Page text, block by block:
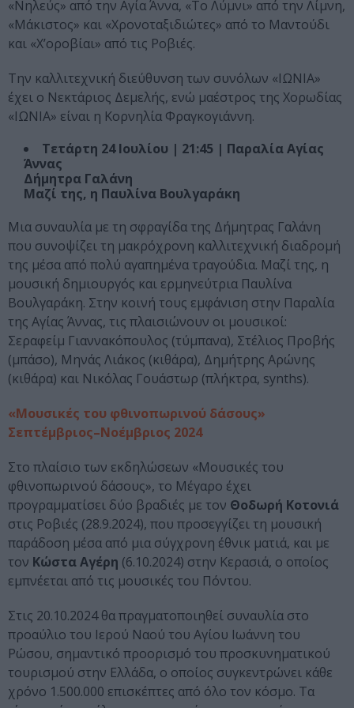
«Νηλεύς» από την Αγία Άννα, «Το Λύμνι» από την Λίμνη,
«Μάκιστος» και «Χρονοταξιδιώτες» από το Μαντούδι
και «Χ’οροβίαι» από τις Ροβιές.
Την καλλιτεχνική διεύθυνση των συνόλων «ΙΩΝΙΑ»
έχει ο Νεκτάριος Δεμελής, ενώ μαέστρος της Χορωδίας
«ΙΩΝΙΑ» είναι η Κορνηλία Φραγκογιάννη.
Τετάρτη 24 Ιουλίου | 21:45 | Παραλία Αγίας
Άννας
Δήμητρα Γαλάνη
Μαζί της, η Παυλίνα Βουλγαράκη
Μια συναυλία με τη σφραγίδα της Δήμητρας Γαλάνη
που συνοψίζει τη μακρόχρονη καλλιτεχνική διαδρομή
της μέσα από πολύ αγαπημένα τραγούδια. Μαζί της, η
μουσική δημιουργός και ερμηνεύτρια Παυλίνα
Βουλγαράκη. Στην κοινή τους εμφάνιση στην Παραλία
της Αγίας Άννας, τις πλαισιώνουν οι μουσικοί:
Σεραφείμ Γιαννακόπουλος (τύμπανα), Στέλιος Προβής
(μπάσο), Μηνάς Λιάκος (κιθάρα), Δημήτρης Αρώνης
(κιθάρα) και Νικόλας Γουάστωρ (πλήκτρα, synths).
«Μουσικές του φθινοπωρινού δάσους»
Σεπτέμβριος–Νοέμβριος 2024
Στο πλαίσιο των εκδηλώσεων «Μουσικές του
φθινοπωρινού δάσους», το Μέγαρο έχει
προγραμματίσει δύο βραδιές με τον Θοδωρή Κοτονιά
στις Ροβιές (28.9.2024), που προσεγγίζει τη μουσική
παράδοση μέσα από μια σύγχρονη έθνικ ματιά, και με
τον Κώστα Αγέρη (6.10.2024) στην Κερασιά, ο οποίος
εμπνέεται από τις μουσικές του Πόντου.
Στις 20.10.2024 θα πραγματοποιηθεί συναυλία στο
προαύλιο του Ιερού Ναού του Αγίου Ιωάννη του
Ρώσου, σημαντικό προορισμό του προσκυνηματικού
τουρισμού στην Ελλάδα, ο οποίος συγκεντρώνει κάθε
χρόνο 1.500.000 επισκέπτες από όλο τον κόσμο. Τα